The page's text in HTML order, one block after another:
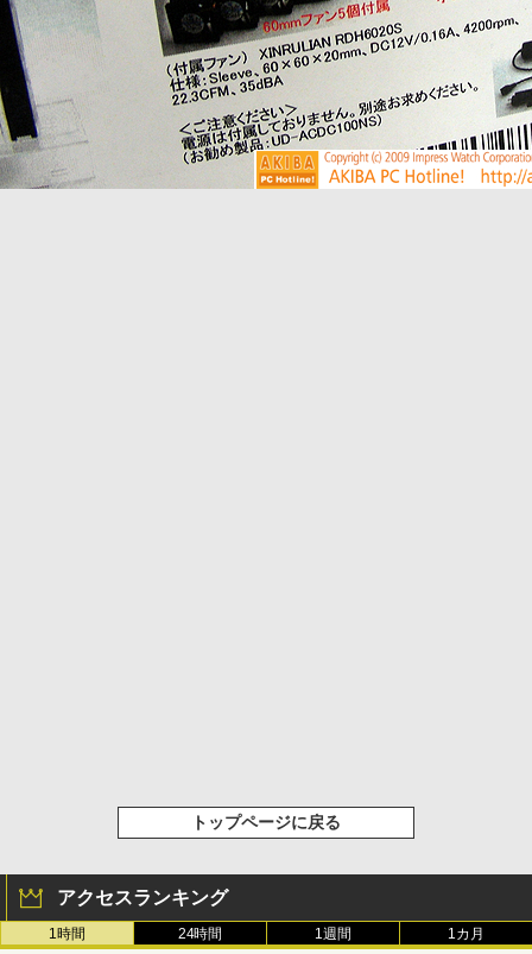
トップページに戻る
アクセスランキング
1時間 24時間 1週間 1カ月